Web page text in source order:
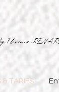
Florence
& TARIFS